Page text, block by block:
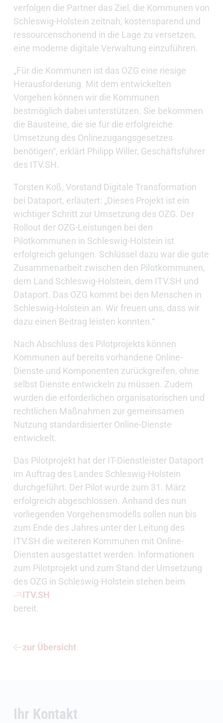
verfolgen die Partner das Ziel, die Kommunen von
Schleswig-Holstein zeitnah, kostensparend und
ressourcenschonend in die Lage zu versetzen,
eine moderne digitale Verwaltung einzuführen.
„Für die Kommunen ist das OZG eine riesige
Herausforderung. Mit dem entwickelten
Vorgehen können wir die Kommunen
bestmöglich dabei unterstützen. Sie bekommen
die Bausteine, die sie für die erfolgreiche
Umsetzung des Onlinezugangsgesetzes
benötigen“, erklärt Philipp Willer, Geschäftsführer
des ITV.SH.
Torsten Koß, Vorstand Digitale Transformation
bei Dataport, erläutert: „Dieses Projekt ist ein
wichtiger Schritt zur Umsetzung des OZG. Der
Rollout der OZG-Leistungen bei den
Pilotkommunen in Schleswig-Holstein ist
erfolgreich gelungen. Schlüssel dazu war die gute
Zusammenarbeit zwischen den Pilotkommunen,
dem Land Schleswig-Holstein, dem ITV.SH und
Dataport. Das OZG kommt bei den Menschen in
Schleswig-Holstein an. Wir freuen uns, dass wir
dazu einen Beitrag leisten konnten.“
Nach Abschluss des Pilotprojekts können
Kommunen auf bereits vorhandene Online-
Dienste und Komponenten zurückgreifen, ohne
selbst Dienste entwickeln zu müssen. Zudem
wurden die erforderlichen organisatorischen und
rechtlichen Maßnahmen zur gemeinsamen
Nutzung standardisierter Online-Dienste
entwickelt.
Das Pilotprojekt hat der IT-Dienstleister Dataport
im Auftrag des Landes Schleswig-Holstein
durchgeführt. Der Pilot wurde zum 31. März
erfolgreich abgeschlossen. Anhand des nun
vorliegenden Vorgehensmodells sollen nun bis
zum Ende des Jahres unter der Leitung des
ITV.SH die weiteren Kommunen mit Online-
Diensten ausgestattet werden. Informationen
zum Pilotprojekt und zum Stand der Umsetzung
des OZG in Schleswig-Holstein stehen beim
ITV.SH
bereit.
zur Übersicht
Ihr Kontakt